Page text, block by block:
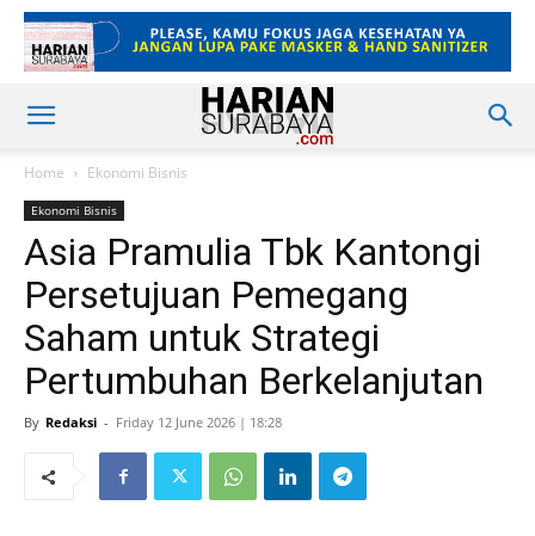
Home Ekonomi Bisnis
Ekonomi Bisnis
Asia Pramulia Tbk Kantongi
Persetujuan Pemegang
Saham untuk Strategi
Pertumbuhan Berkelanjutan
By Redaksi - Friday 12 June 2026 | 18:28